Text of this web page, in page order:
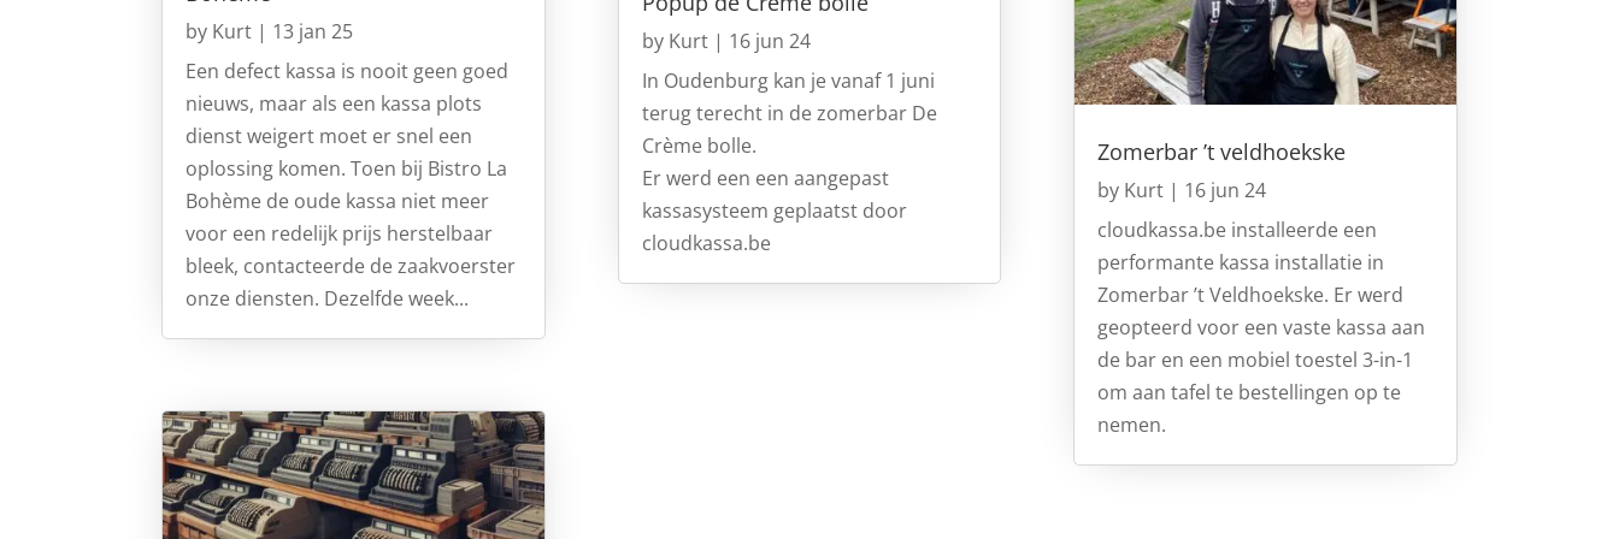
by Kurt | 13 jan 25
Een defect kassa is nooit geen goed
nieuws, maar als een kassa plots
dienst weigert moet er snel een
oplossing komen. Toen bij Bistro La
Bohème de oude kassa niet meer
voor een redelijk prijs herstelbaar
bleek, contacteerde de zaakvoerster
onze diensten. Dezelfde week...
by Kurt| 16 jun 24
In Oudenburg kan je vanaf 1 juni
terug terecht in de zomerbar De
Crème bolle.
Er werd een een aangepast
kassasysteem geplaatst door
cloudkassa.be
Zomerbar ’t veldhoekske
by Kurt| 16 jun 24
cloudkassa.be installeerde een
performante kassa installatie in
Zomerbar ’t Veldhoekske. Er werd
geopteerd voor een vaste kassa aan
de bar en een mobiel toestel 3-in-1
om aan tafel te bestellingen op te
nemen.